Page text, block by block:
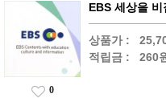
EBS 세상을
상품가 :
적립금 : 260
0